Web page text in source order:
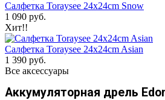
Салфетка Toraysee 24x24cm Snow
1 090 руб.
Хит!!
Салфетка Toraysee 24x24cm Asian
1 390 руб.
Все аксессуары
Аккумуляторная дрель